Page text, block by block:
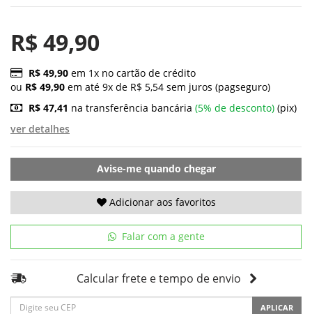
R$ 49,90
R$ 49,90 em 1x no cartão de crédito
ou R$ 49,90 em até 9x de R$ 5,54 sem juros (pagseguro)
R$ 47,41 na transferência bancária (5% de desconto) (pix)
ver detalhes
Avise-me quando chegar
Adicionar aos favoritos
Falar com a gente
Calcular frete e tempo de envio
APLICAR